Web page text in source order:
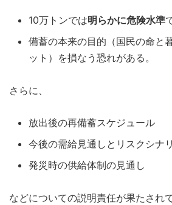
10万トンでは明らかに危険水準
備蓄の本来の目的（国民の命と
ット）を損なう恐れがある。
さらに、
放出後の再備蓄スケジュール
今後の需給見通しとリスクシナ
発災時の供給体制の見通し
などについての説明責任が果たされ